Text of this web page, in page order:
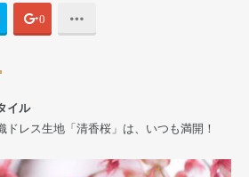
0
イル
レス生地「清香桜」は、いつも満開！